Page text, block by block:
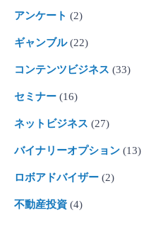
アンケート (2)
ギャンブル(22)
コンテンツビジネス (33)
セミナー (16)
ネットビジネス (27)
バイナリーオプション (13)
ロボアドバイザー (2)
不動産投資 (4)